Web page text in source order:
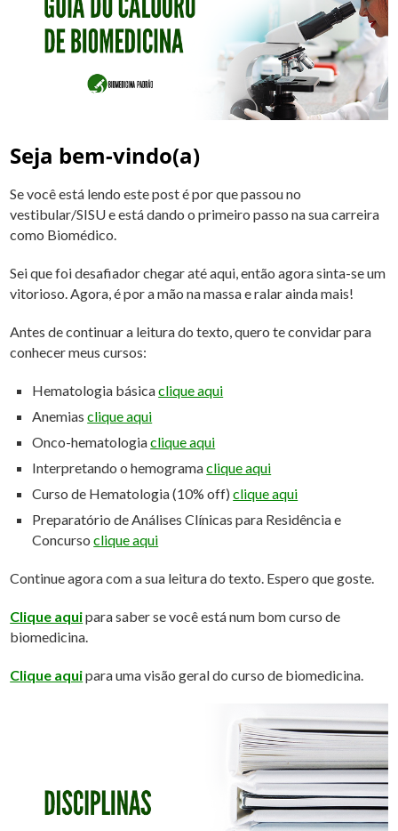
Seja bem-vindo(a)
Se você está lendo este post é por que passou no
vestibular/SISU e está dando o primeiro passo na sua carreira
como Biomédico.
Sei que foi desafiador chegar até aqui, então agora sinta-se um
vitorioso. Agora, é por a mão na massa e ralar ainda mais!
Antes de continuar a leitura do texto, quero te convidar para
conhecer meus cursos:
Hematologia básicaclique aqui
Anemiasclique aqui
Onco-hematologiaclique aqui
Interpretando o hemogramaclique aqui
Curso de Hematologia (10% off)clique aqui
Preparatório de Análises Clínicas para Residência e
Concursoclique aqui
Continue agora com a sua leitura do texto. Espero que goste.
Clique aquipara saber se você está num bom curso de
biomedicina.
Clique aquipara uma visão geral do curso de biomedicina.